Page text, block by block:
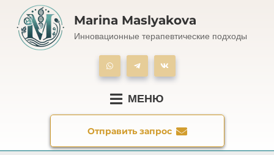
Marina Maslyakova
Инновационные терапевтические подходы
МЕНЮ
Отправить запрос